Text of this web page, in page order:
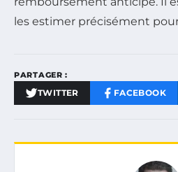
les estimer précisément
PARTAGER :
TWITTER FACEBOOK